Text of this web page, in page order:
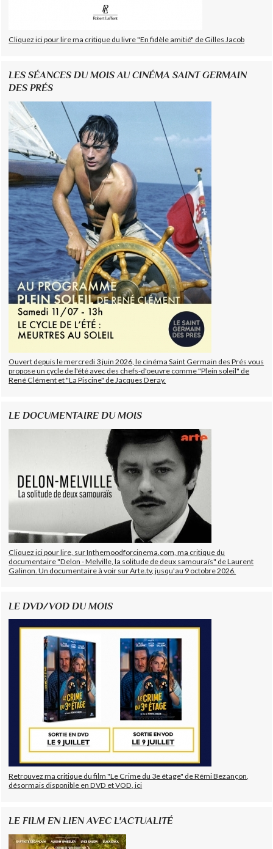
Cliquez ici pour lire ma critique du livre "En fidèle amitié" de Gilles Jacob
LES SÉANCES DU MOIS AU CINÉMA SAINT GERMAIN
DES PRÉS
Ouvert depuis le mercredi 3 juin 2026, le cinéma Saint Germain des Prés vous
propose un cycle de l'été avec des chefs-d'oeuvre comme "Plein soleil" de
René Clément et "La Piscine" de Jacques Deray.
LE DOCUMENTAIRE DU MOIS
Cliquez ici pour lire, sur Inthemoodforcinema.com, ma critique du
documentaire "Delon - Melville, la solitude de deux samouraïs" de Laurent
Galinon. Un documentaire à voir sur Arte.tv, jusqu'au 9 octobre 2026.
LE DVD/VOD DU MOIS
Retrouvez ma critique du film "Le Crime du 3e étage" de Rémi Bezançon,
désormais disponible en DVD et VOD, ici
LE FILM EN LIEN AVEC L'ACTUALITÉ